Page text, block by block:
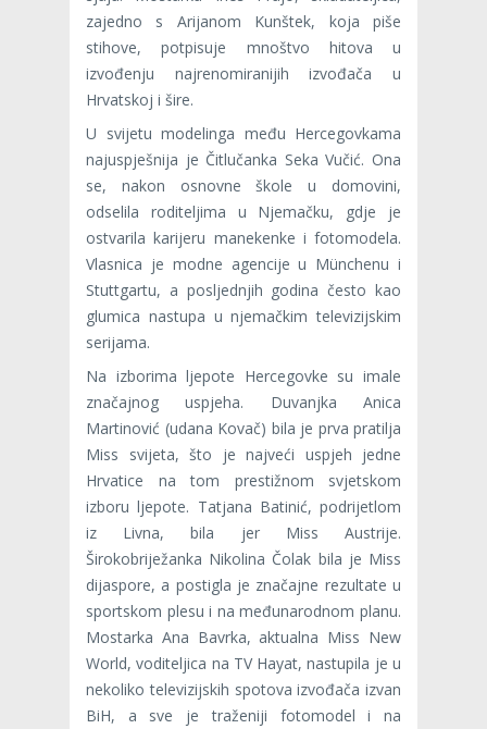
zajedno s Arijanom Kunštek, koja piše
stihove, potpisuje mnoštvo hitova u
izvođenju najrenomiranijih izvođača u
Hrvatskoj i šire.
U svijetu modelinga među Hercegovkama
najuspješnija je Čitlučanka Seka Vučić. Ona
se, nakon osnovne škole u domovini,
odselila roditeljima u Njemačku, gdje je
ostvarila karijeru manekenke i fotomodela.
Vlasnica je modne agencije u Münchenu i
Stuttgartu, a posljednjih godina često kao
glumica nastupa u njemačkim televizijskim
serijama.
Na izborima ljepote Hercegovke su imale
značajnog uspjeha. Duvanjka Anica
Martinović (udana Kovač) bila je prva pratilja
Miss svijeta, što je najveći uspjeh jedne
Hrvatice na tom prestižnom svjetskom
izboru ljepote. Tatjana Batinić, podrijetlom
iz Livna, bila jer Miss Austrije.
Širokobriježanka Nikolina Čolak bila je Miss
dijaspore, a postigla je značajne rezultate u
sportskom plesu i na međunarodnom planu.
Mostarka Ana Bavrka, aktualna Miss New
World, voditeljica na TV Hayat, nastupila je u
nekoliko televizijskih spotova izvođača izvan
BiH, a sve je traženiji fotomodel i na